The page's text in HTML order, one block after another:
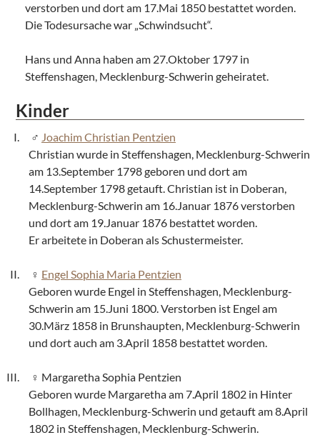
verstorben und dort am 17.Mai 1850 bestattet worden.
Die Todesursache war „Schwindsucht“.
Hans und Anna haben am 27.Oktober 1797 in
Steffenshagen, Mecklenburg-Schwerin geheiratet.
Kinder
Joachim Christian Pentzien
Christian wurde in Steffenshagen, Mecklenburg-Schwerin
am 13.September 1798 geboren und dort am
14.September 1798 getauft. Christian ist in Doberan,
Mecklenburg-Schwerin am 16.Januar 1876 verstorben
und dort am 19.Januar 1876 bestattet worden.
Er arbeitete in Doberan als Schustermeister.
Engel Sophia Maria Pentzien
Geboren wurde Engel in Steffenshagen, Mecklenburg-
Schwerin am 15.Juni 1800. Verstorben ist Engel am
30.März 1858 in Brunshaupten, Mecklenburg-Schwerin
und dort auch am 3.April 1858 bestattet worden.
Margaretha Sophia Pentzien
Geboren wurde Margaretha am 7.April 1802 in Hinter
Bollhagen, Mecklenburg-Schwerin und getauft am 8.April
1802 in Steffenshagen, Mecklenburg-Schwerin.